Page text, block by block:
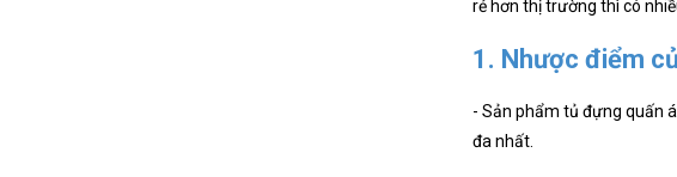
rẻ hơn thị trường thì có
1. Nhược điểm
- Sản phẩm tủ đựng quấn
đa nhất.